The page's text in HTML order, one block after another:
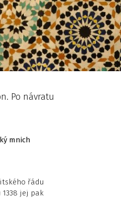
Po návratu
mnich
řádu
jej pak